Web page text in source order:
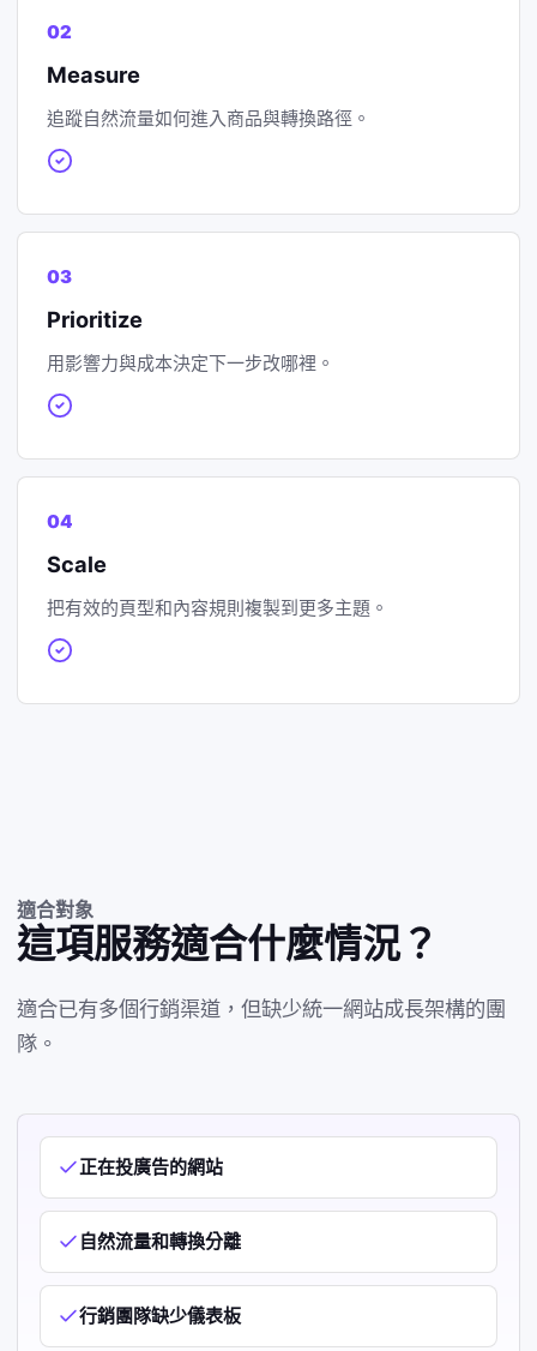
02
Measure
追蹤自然流量如何進入商品與轉換路徑。
03
Prioritize
用影響力與成本決定下一步改哪裡。
04
Scale
把有效的頁型和內容規則複製到更多主題。
適合對象
這項服務適合什麼情況？
適合已有多個行銷渠道，但缺少統一網站成長架構的團
隊。
正在投廣告的網站
自然流量和轉換分離
行銷團隊缺少儀表板